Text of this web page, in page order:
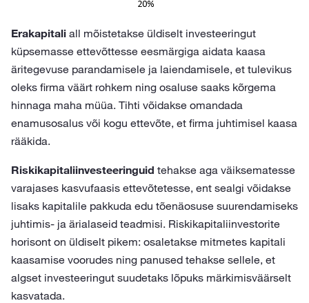
Erakapitali all mõistetakse üldiselt investeeringut
küpsemasse ettevõttesse eesmärgiga aidata kaasa
äritegevuse parandamisele ja laiendamisele, et tulevikus
oleks firma väärt rohkem ning osaluse saaks kõrgema
hinnaga maha müüa. Tihti võidakse omandada
enamusosalus või kogu ettevõte, et firma juhtimisel kaasa
rääkida.
Riskikapitaliinvesteeringuid tehakse aga väiksematesse
varajases kasvufaasis ettevõtetesse, ent sealgi võidakse
lisaks kapitalile pakkuda edu tõenäosuse suurendamiseks
juhtimis- ja ärialaseid teadmisi. Riskikapitaliinvestorite
horisont on üldiselt pikem: osaletakse mitmetes kapitali
kaasamise voorudes ning panused tehakse sellele, et
algset investeeringut suudetaks lõpuks märkimisväärselt
kasvatada.